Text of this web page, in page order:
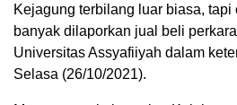
Kejagung terbilang luar biasa, tapi
banyak dilaporkan jual beli
Universitas Assyafiiyah dalam
Selasa (26/10/2021).